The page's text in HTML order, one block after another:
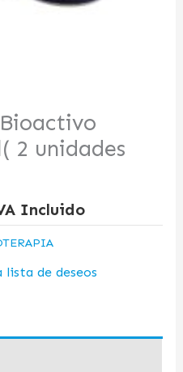
2 unidades
Incluido
lista de deseos